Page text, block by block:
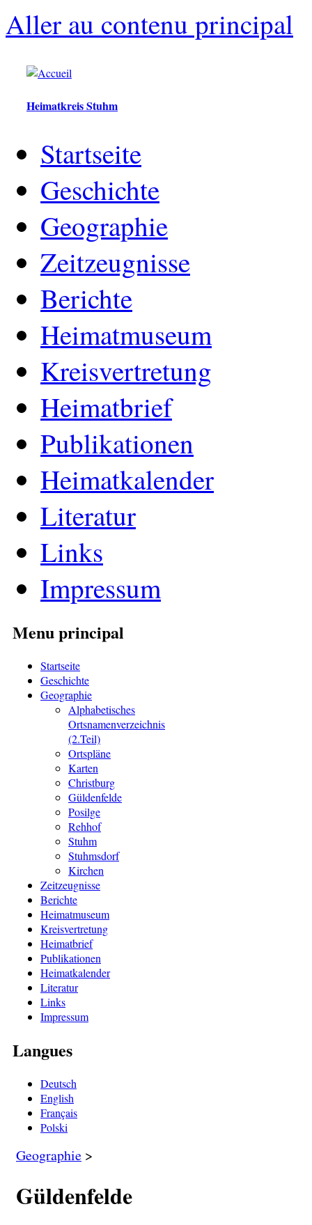
Aller au contenu principal
Heimatkreis Stuhm
Startseite
Geschichte
Geographie
Zeitzeugnisse
Berichte
Heimatmuseum
Kreisvertretung
Heimatbrief
Publikationen
Heimatkalender
Literatur
Links
Impressum
Menu principal
Startseite
Geschichte
Geographie
Alphabetisches
Ortsnamenverzeichnis
(2.Teil)
Ortspläne
Karten
Christburg
Güldenfelde
Posilge
Rehhof
Stuhm
Stuhmsdorf
Kirchen
Zeitzeugnisse
Berichte
Heimatmuseum
Kreisvertretung
Heimatbrief
Publikationen
Heimatkalender
Literatur
Links
Impressum
Langues
Deutsch
English
Français
Polski
Geographie >
Güldenfelde